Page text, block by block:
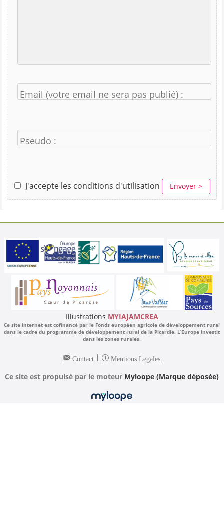
Email (votre email ne sera pas publié) :
Pseudo :
J'accepte les conditions d'utilisation Envoyer >
Illustrations MYIAJAMCREA
Ce site Internet est cofinancé par le Fonds européen agricole de développement rural
dans le cadre du programme de développement rural de la Picardie. L’Europe investit
dans les zones rurales.
Contact | Mentions Legales
Ce site est propulsé par le moteur Myloope (Marque déposée)